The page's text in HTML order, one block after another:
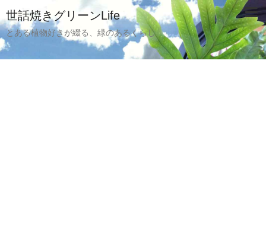
世話焼きグリーンLife
とある植物好きが綴る、緑のあるくらし